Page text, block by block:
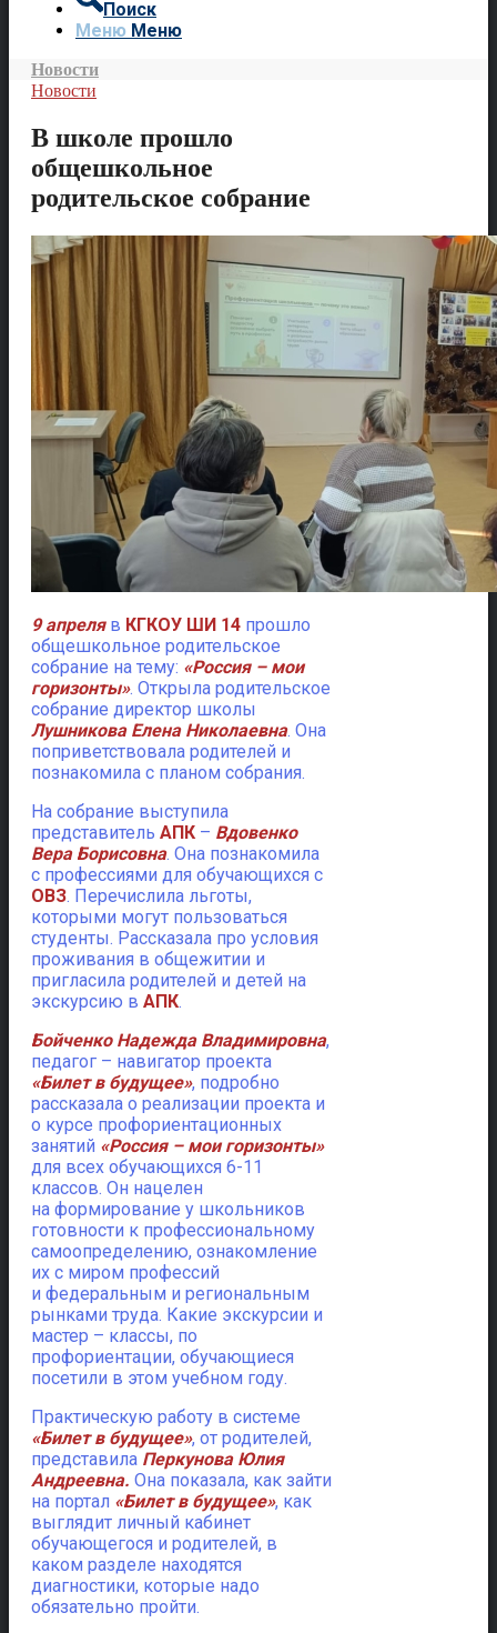
Поиск
Меню Меню
Новости
Новости
В школе прошло
общешкольное
родительское собрание
9 апреляв КГКОУ ШИ 14 прошло
общешкольное родительское
собрание на тему: «Россия – мои
горизонты». Открыла родительское
собрание директор школы
Лушникова Елена Николаевна. Она
поприветствовала родителей и
познакомила с планом собрания.
На собрание выступила
представитель АПК – Вдовенко
Вера Борисовна. Она познакомила
с профессиями для обучающихся с
ОВЗ. Перечислила льготы,
которыми могут пользоваться
студенты. Рассказала про условия
проживания в общежитии и
пригласила родителей и детей на
экскурсию в АПК.
Бойченко Надежда Владимировна,
педагог – навигатор проекта
«Билет в будущее», подробно
рассказала о реализации проекта и
о курсе профориентационных
занятий «Россия – мои горизонты»
для всех обучающихся 6-11
классов. Он нацелен
на формирование у школьников
готовности к профессиональному
самоопределению, ознакомление
их с миром профессий
и федеральным и региональным
рынками труда. Какие экскурсии и
мастер – классы, по
профориентации, обучающиеся
посетили в этом учебном году.
Практическую работу в системе
«Билет в будущее», от родителей,
представила Перкунова Юлия
Андреевна. Она показала, как зайти
на портал «Билет в будущее», как
выглядит личный кабинет
обучающегося и родителей, в
каком разделе находятся
диагностики, которые надо
обязательно пройти.